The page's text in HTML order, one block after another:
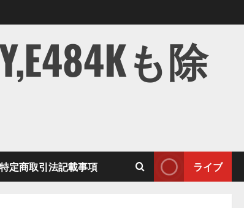
も除
特定商取引法記載事項 ライブ